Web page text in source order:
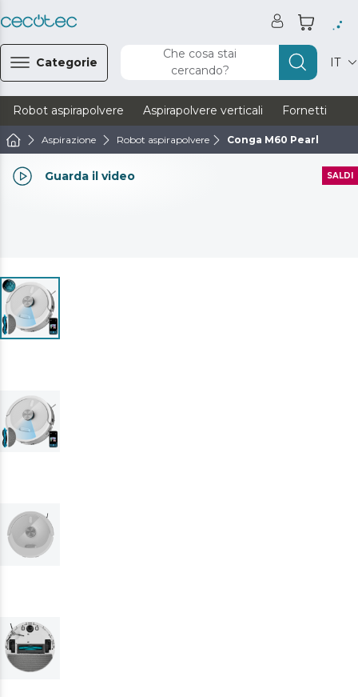
Categorie
Che cosa stai
cercando?
IT
Robot aspirapolvere Aspirapolvere verticali Fornetti
Aspirazione Robot aspirapolvere Conga M60 Pearl
Guarda il video SALDI